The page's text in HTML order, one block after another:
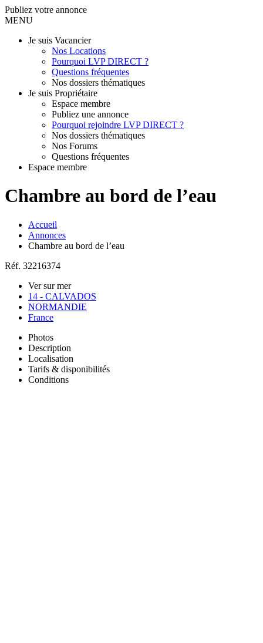
Publiez votre annonce
MENU
Je suis Vacancier
Nos Locations
Pourquoi LVP DIRECT ?
Questions fréquentes
Nos dossiers thématiques
Je suis Propriétaire
Espace membre
Publiez une annonce
Pourquoi rejoindre LVP DIRECT ?
Nos dossiers thématiques
Nos Forums
Questions fréquentes
Espace membre
Chambre au bord de l’eau
Accueil
Annonces
Chambre au bord de l’eau
Réf. 32216374
Ver sur mer
14 - CALVADOS
NORMANDIE
France
Photos
Description
Localisation
Tarifs & disponibilités
Conditions